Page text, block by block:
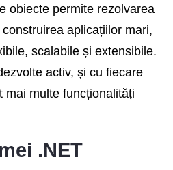
obiecte permite rezolvarea
aplicațiilor mari,
scalabile și extensibile.
activ, și cu fiecare
mai multe funcționalități
.NET